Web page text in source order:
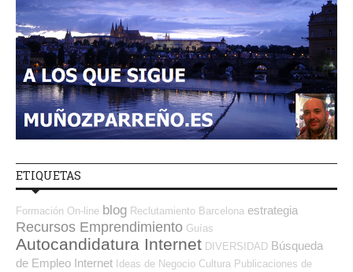
ETIQUETAS
Formación On-line blog Reclutamiento Barcelona estrategia
Recursos Emprendimiento Guías
Autocandidatura Internet DIVERSIDAD Búsqueda
de Empleo Internet Ideas de Negocio Cultura Publicaciones de